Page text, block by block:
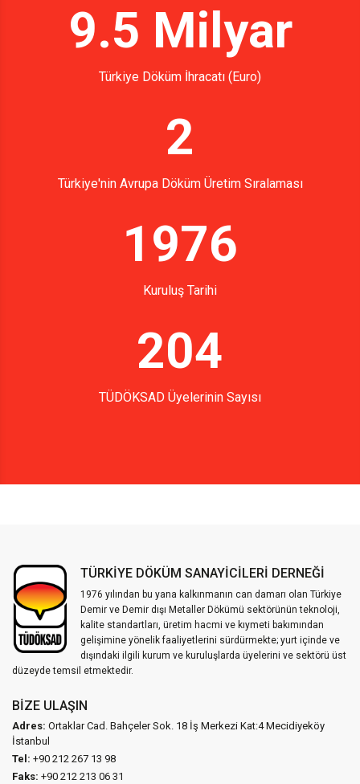
9.5 Milyar
Türkiye Döküm İhracatı (Euro)
2
Türkiye'nin Avrupa Döküm Üretim Sıralaması
1976
Kuruluş Tarihi
204
TÜDÖKSAD Üyelerinin Sayısı
TÜRKİYE DÖKÜM SANAYİCİLERİ DERNEĞİ
1976 yılından bu yana kalkınmanın can damarı olan Türkiye
Demir ve Demir dışı Metaller Dökümü sektörünün teknoloji,
kalite standartları, üretim hacmi ve kıymeti bakımından
gelişimine yönelik faaliyetlerini sürdürmekte; yurt içinde ve
dışındaki ilgili kurum ve kuruluşlarda üyelerini ve sektörü üst
düzeyde temsil etmektedir.
BIZE ULAŞIN
Adres: Ortaklar Cad. Bahçeler Sok. 18 İş Merkezi Kat:4 Mecidiyeköy
İstanbul
Tel: +90 212 267 13 98
Faks: +90 212 213 06 31